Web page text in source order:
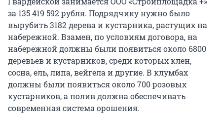
за 135 419 592 рубля. Подрядчику нужно было
вырубить 3182 дерева и кустарника, растущих на
набережной. Взамен, по условиям договора, на
набережной должны были появиться около 6800
деревьев и кустарников, среди которых клен,
сосна, ель, липа, вейгела и другие. В клумбах
должны были появиться около 700 розовых
кустарников, а полив должна обеспечивать
современная система орошения.